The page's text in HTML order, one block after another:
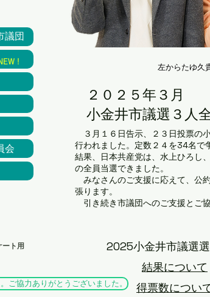
議団
会
！
左からたゆ久
３月１６日告示、２３日投票の
行われました。定数２４を34名で
結果、日本共産党は、水上ひろし
の全員当選できました。
みなさんのご支援に応えて、公
張ります。
引き続き市議団へのご支援とご
​２０２５年３月
小金井市議選３人
ート用
ご協力ありがとうございました。
2025小金井市議選
結果について
得票数につい